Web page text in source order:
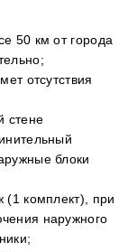
50 км от города
отсутствия
стене
блоки
(1 комплект), при
наружного